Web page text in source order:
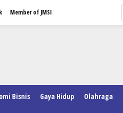
Member of JMSI
Bisnis Gaya Hidup Olahraga